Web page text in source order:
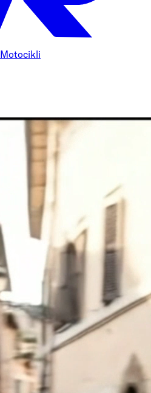
Motocikli